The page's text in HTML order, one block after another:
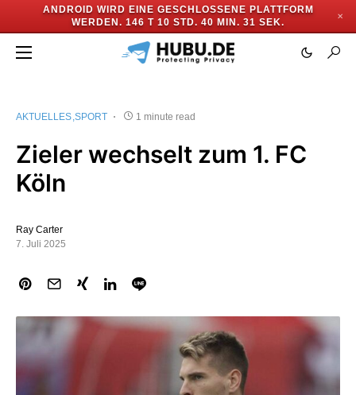
ANDROID WIRD EINE GESCHLOSSENE PLATTFORM
WERDEN. 146 T 10 STD. 40 MIN. 30 SEK.
✕
AKTUELLES SPORT 1 minute read
Zieler wechselt zum 1. FC
Köln
Ray Carter
7. Juli 2025